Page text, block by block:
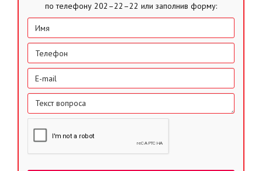
по телефону 202–22–22 или заполнив форму: